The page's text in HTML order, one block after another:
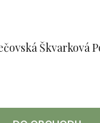
Škvarková